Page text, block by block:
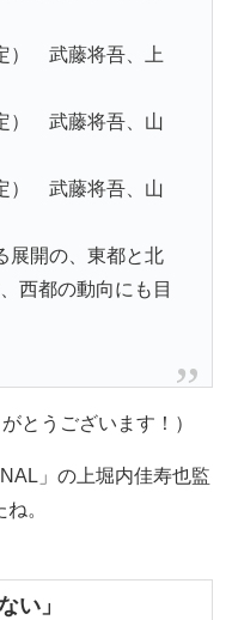
） 武藤将吾、上
） 武藤将吾、山
） 武藤将吾、山
展開の、東都と北
西都の動向にも目
とうございます！）
」の上堀内佳寿也監
。
い」